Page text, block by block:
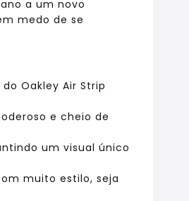
a um novo
medo de se
Oakley Air Strip
e cheio de
um visual único
muito estilo, seja